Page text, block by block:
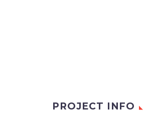
PROJECT INFO